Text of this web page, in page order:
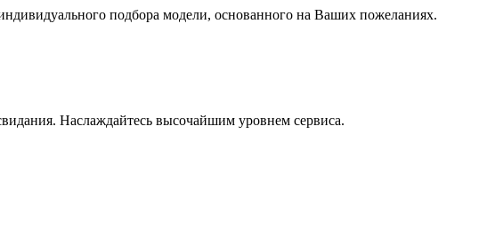
подбора модели, основанного на Ваших пожеланиях.
Наслаждайтесь высочайшим уровнем сервиса.